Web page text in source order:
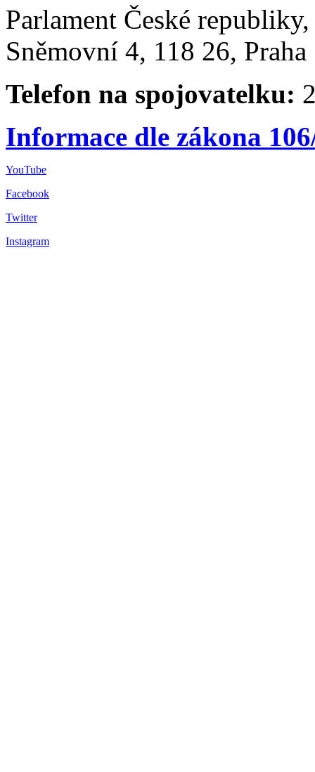
Parlament České
Sněmovní 4, 118 26,
Telefon na spojovatelku:
Informace dle zákona
YouTube
Facebook
Twitter
Instagram